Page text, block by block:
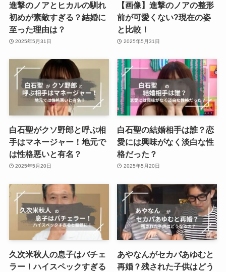
進撃のノアとヒカルの馴れ
初めが素敵すぎる？結婚に
至った理由は？
2025年5月31日
【画像】進撃のノアの整形
前が可愛くない?現在の姿
と比較！
2025年5月31日
白石聖がクソ野郎と呼ぶ相
手はマネージャー！地元で
は性格悪いと有名？
2025年5月20日
白石聖の結婚相手は誰？恋
愛には興味がなく淡白な性
格だった？
2025年5月20日
久次米秋人の息子はバチェ
ラー！ハイスペックすぎる
あやなんがセカパあゆむと
再婚？残された子供はどう